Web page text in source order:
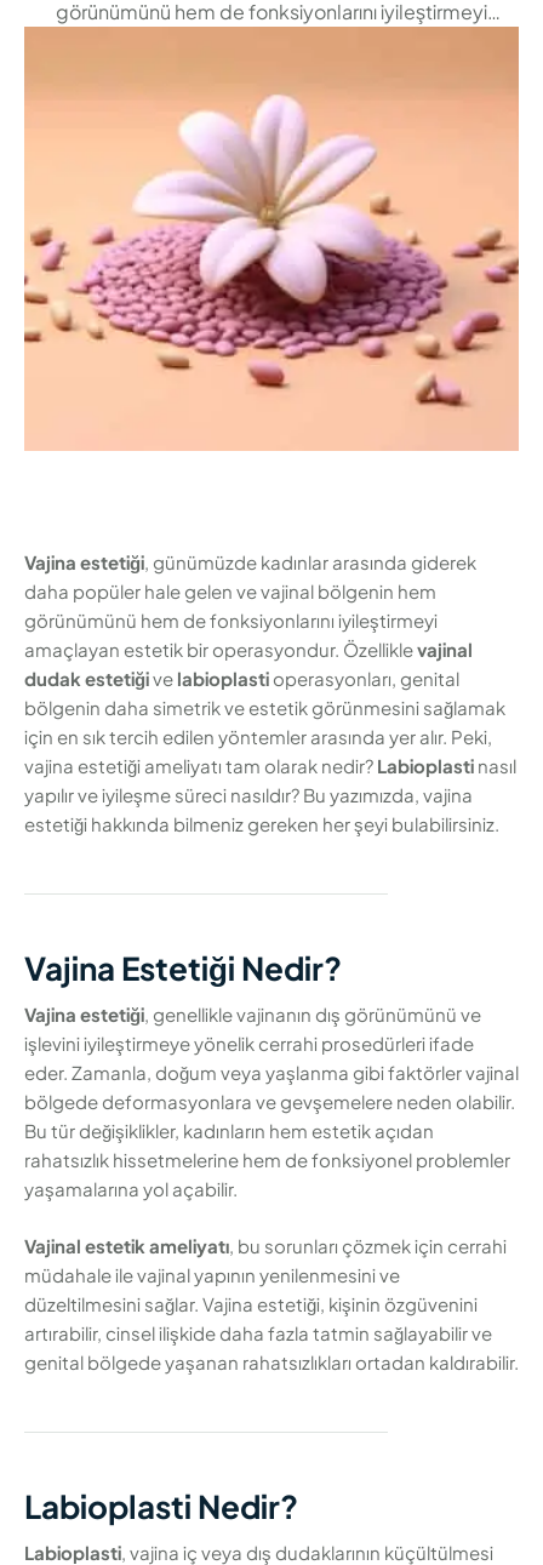
görünümünü hem de fonksiyonlarını iyileştirmeyi
bölgenin daha simetrik ve estetik görünmesini
sağlamak için en sık tercih edilen yöntemler arasında
yer alır. Peki, vajina estetiği ameliyatı tam olarak nedir?
Labioplasti …
Vajina estetiği , günümüzde kadınlar arasında giderek
daha popüler hale gelen ve vajinal bölgenin hem
görünümünü hem de fonksiyonlarını iyileştirmeyi
amaçlayan estetik bir operasyondur. Özelliklevajinal
dudak estetiğive labioplasti operasyonları, genital
bölgenin daha simetrik ve estetik görünmesini sağlamak
için en sık tercih edilen yöntemler arasında yer alır. Peki,
vajina estetiği ameliyatı tam olarak nedir? Labioplasti nasıl
yapılır ve iyileşme süreci nasıldır? Bu yazımızda, vajina
estetiği hakkında bilmeniz gereken her şeyi bulabilirsiniz.
Vajina Estetiği Nedir?
Vajina estetiği, genellikle vajinanın dış görünümünü ve
işlevini iyileştirmeye yönelik cerrahi prosedürleri ifade
eder. Zamanla, doğum veya yaşlanma gibi faktörler vajinal
bölgede deformasyonlara ve gevşemelere neden olabilir.
Bu tür değişiklikler, kadınların hem estetik açıdan
rahatsızlık hissetmelerine hem de fonksiyonel problemler
yaşamalarına yol açabilir.
Vajinal estetik ameliyatı , bu sorunları çözmek için cerrahi
müdahale ile vajinal yapının yenilenmesini ve
düzeltilmesini sağlar. Vajina estetiği, kişinin özgüvenini
artırabilir, cinsel ilişkide daha fazla tatmin sağlayabilir ve
genital bölgede yaşanan rahatsızlıkları ortadan kaldırabilir.
Labioplasti Nedir?
Labioplasti , vajina iç veya dış dudaklarının küçültülmesi